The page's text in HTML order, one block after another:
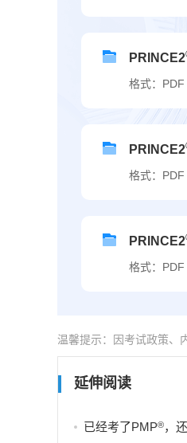
PRINCE2
格式：PDF
PRINCE2
格式：PDF
PRINCE2
格式：PDF
温馨提示：因考试政策、
延伸阅读
已经考了PMP®，